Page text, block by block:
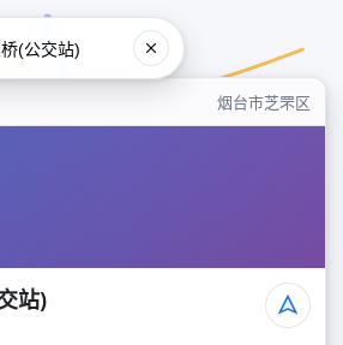
烟台市芝罘区
站)